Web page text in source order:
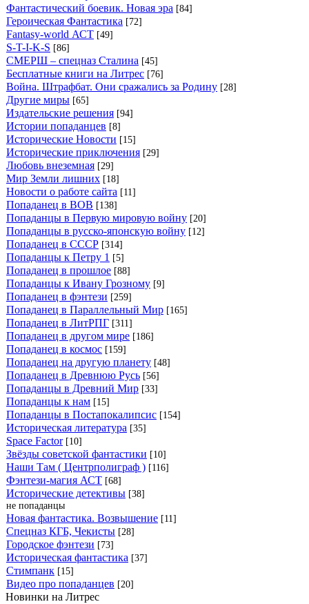
Фантастический боевик. Новая эра [84]
Героическая Фантастика [72]
Fantasy-world АСТ [49]
S-T-I-K-S [86]
СМЕРШ – спецназ Сталина [45]
Бесплатные книги на Литрес [76]
Война. Штрафбат. Они сражались за Родину [28]
Другие миры [65]
Издательские решения [94]
Истории попаданцев [8]
Исторические Новости [15]
Исторические приключения [29]
Любовь внеземная [29]
Мир Земли лишних [18]
Новости о работе сайта [11]
Попаданец в ВОВ [138]
Попаданцы в Первую мировую войну [20]
Попаданцы в русско-японскую войну [12]
Попаданец в СССР [314]
Попаданцы к Петру 1 [5]
Попаданец в прошлое [88]
Попаданцы к Ивану Грозному [9]
Попаданец в фэнтези [259]
Попаданец в Параллельный Мир [165]
Попаданец в ЛитРПГ [311]
Попаданец в другом мире [186]
Попаданец в космос [159]
Попаданец на другую планету [48]
Попаданец в Древнюю Русь [56]
Попаданцы в Древний Мир [33]
Попаданцы к нам [15]
Попаданцы в Постапокалипсис [154]
Историческая литература [35]
Space Factor [10]
Звёзды советской фантастики [10]
Наши Там ( Центрполиграф ) [116]
Фэнтези-магия АСТ [68]
Исторические детективы [38]
не попаданцы
Новая фантастика. Возвышение [11]
Спецназ КГБ, Чекисты [28]
Городское фэнтези [73]
Историческая фантастика [37]
Стимпанк [15]
Видео про попаданцев [20]
Новинки на Литрес